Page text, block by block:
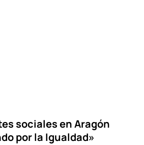
sociales en Aragón
por la Igualdad»